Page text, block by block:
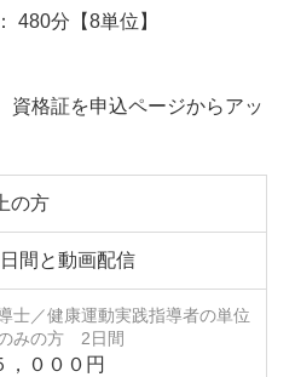
480分【8単位】
資格証を申込ページからアッ
の方
間と動画配信
士／健康運動実践指導者の単位
みの方 2日間
０００円